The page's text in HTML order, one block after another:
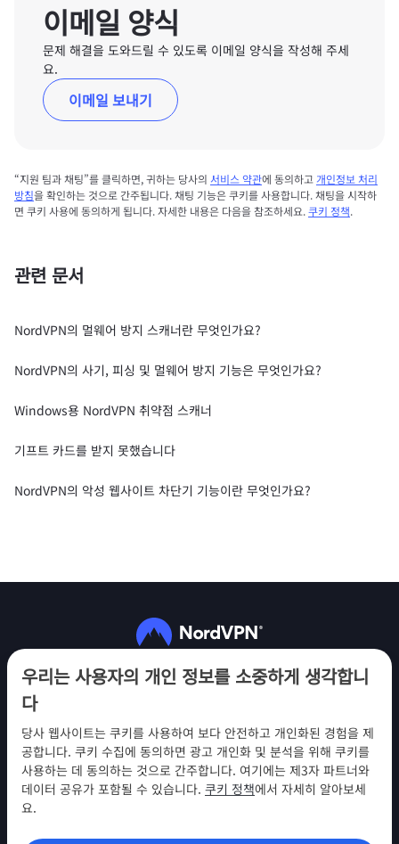
우리는 사용자의 개인 정보를 소중하게 생각합니
다
당사 웹사이트는 쿠키를 사용하여 보다 안전하고 개인화된 경험을 제
공합니다. 쿠키 수집에 동의하면 광고 개인화 및 분석을 위해 쿠키를
사용하는 데 동의하는 것으로 간주합니다. 여기에는 제3자 파트너와
데이터 공유가 포함될 수 있습니다. 쿠키 정책에서 자세히 알아보세
요.
이메일 양식
문제 해결을 도와드릴 수 있도록 이메일 양식을 작성해 주세
요.
이메일 보내기
“지원 팀과 채팅”를 클릭하면, 귀하는 당사의 서비스 약관에 동의하고 개인정보 처리
방침을 확인하는 것으로 간주됩니다. 채팅 기능은 쿠키를 사용합니다. 채팅을 시작하
면 쿠키 사용에 동의하게 됩니다. 자세한 내용은 다음을 참조하세요.쿠키 정책.
관련 문서
NordVPN의 멀웨어 방지 스캐너란 무엇인가요?
NordVPN의 사기, 피싱 및 멀웨어 방지 기능은 무엇인가요?
Windows용 NordVPN 취약점 스캐너
기프트 카드를 받지 못했습니다
NordVPN의 악성 웹사이트 차단기 기능이란 무엇인가요?
NordVPN
참여
지원